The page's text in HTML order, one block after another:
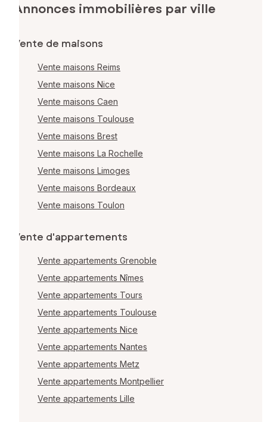
Annonces immobilières par ville
Vente de maisons
Vente maisons Reims
Vente maisons Nice
Vente maisons Caen
Vente maisons Toulouse
Vente maisons Brest
Vente maisons La Rochelle
Vente maisons Limoges
Vente maisons Bordeaux
Vente maisons Toulon
Vente d'appartements
Vente appartements Grenoble
Vente appartements Nîmes
Vente appartements Tours
Vente appartements Toulouse
Vente appartements Nice
Vente appartements Nantes
Vente appartements Metz
Vente appartements Montpellier
Vente appartements Lille